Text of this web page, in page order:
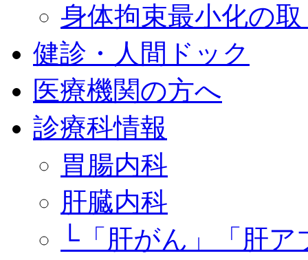
身体拘束最小化の
健診・人間ドック
医療機関の方へ
診療科情報
胃腸内科
肝臓内科
└「肝がん」「肝